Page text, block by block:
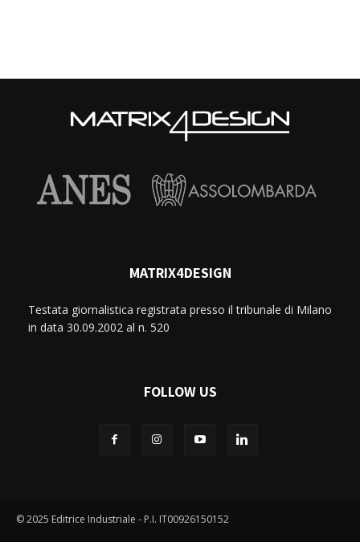
MATRIX4DESIGN
Testata giornalistica registrata presso il tribunale di Milano
in data 30.09.2002 al n. 520
FOLLOW US
© 2025 Editrice Industriale - P.I. IT00926150152